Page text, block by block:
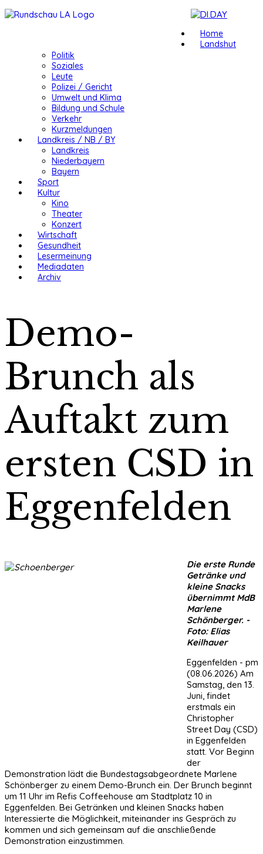
Home
Landshut
Politik
Soziales
Leute
Polizei / Gericht
Umwelt und Klima
Bildung und Schule
Verkehr
Kurzmeldungen
Landkreis / NB / BY
Landkreis
Niederbayern
Bayern
Sport
Kultur
Kino
Theater
Konzert
Wirtschaft
Gesundheit
Lesermeinung
Mediadaten
Archiv
Demo-
Brunch als
Auftakt zum
ersten CSD in
Eggenfelden
Die erste Runde
Getränke und
kleine Snacks
übernimmt MdB
Marlene
Schönberger. -
Foto: Elias
Keilhauer
Eggenfelden - pm
(08.06.2026) Am
Samstag, den 13.
Juni, findet
erstmals ein
Christopher
Street Day (CSD)
in Eggenfelden
statt. Vor Beginn
der
Demonstration lädt die Bundestagsabgeordnete Marlene
Schönberger zu einem Demo-Brunch ein. Der Brunch beginnt
um 11 Uhr im Refis Coffeehouse am Stadtplatz 10 in
Eggenfelden. Bei Getränken und kleinen Snacks haben
Interessierte die Möglichkeit, miteinander ins Gespräch zu
kommen und sich gemeinsam auf die anschließende
Demonstration einzustimmen.